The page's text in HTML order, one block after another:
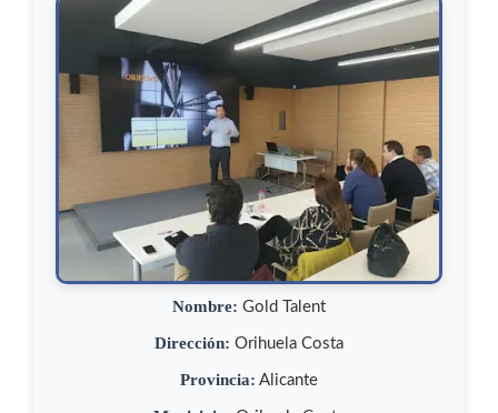
Nombre: Gold Talent
Dirección: Orihuela Costa
Provincia: Alicante